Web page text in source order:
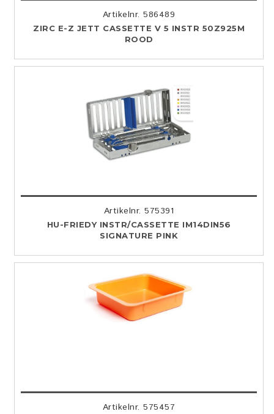
Artikelnr. 586489
ZIRC E-Z JETT CASSETTE V 5 INSTR 50Z925M
ROOD
Artikelnr. 575391
HU-FRIEDY INSTR/CASSETTE IM14DIN56
SIGNATURE PINK
Artikelnr. 575457